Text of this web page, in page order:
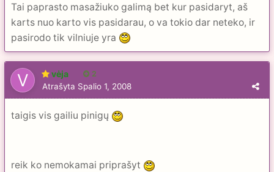
Tai paprasto masažiuko galimą bet kur pasidaryt, aš
karts nuo karto vis pasidarau, o va tokio dar neteko, ir
pasirodo tik vilniuje yra
vėja 2
Atrašyta Spalio 1, 2008
taigis vis gailiu pinigų
reik ko nemokamai priprašyt